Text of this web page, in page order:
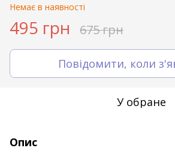
Немає в наявності
495 грн 675 грн
Повідомити, коли
У обране
Опис